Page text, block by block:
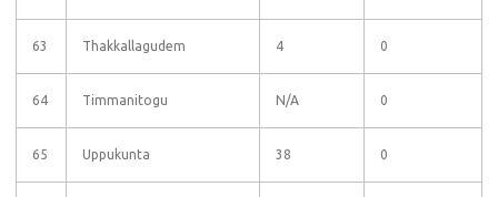
63 Thakkallagudem 4 0
64 Timmanitogu N/A 0
65 Uppukunta 38 0